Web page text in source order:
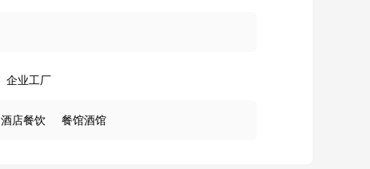
企业工厂
酒店餐饮 餐馆酒馆